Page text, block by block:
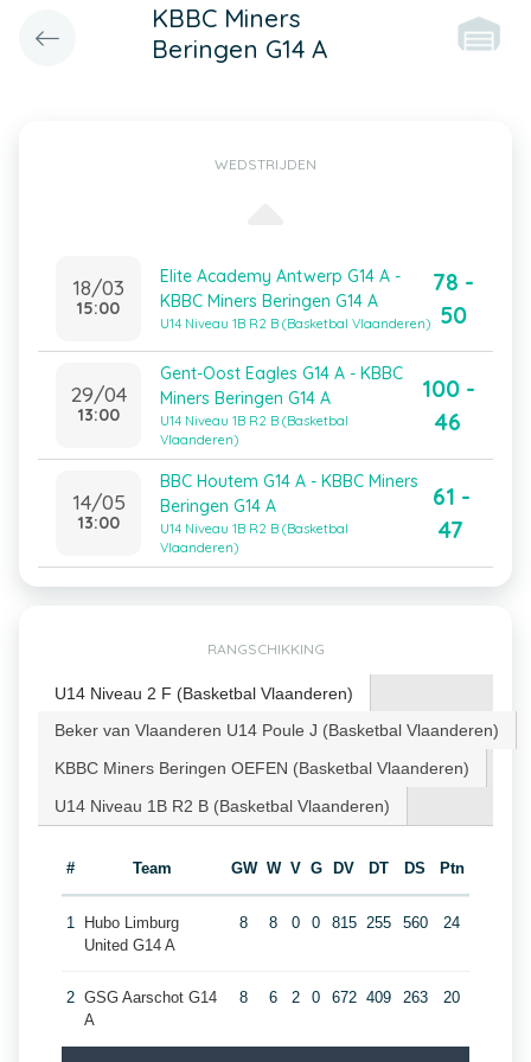
KBBC Miners
Beringen G14 A
WEDSTRIJDEN
18/03
15:00
Elite Academy Antwerp G14 A -
KBBC Miners Beringen G14 A
U14 Niveau 1B R2 B (Basketbal Vlaanderen)
78 -
50
29/04
13:00
Gent-Oost Eagles G14 A - KBBC
Miners Beringen G14 A
U14 Niveau 1B R2 B (Basketbal
Vlaanderen)
100 -
46
14/05
13:00
BBC Houtem G14 A - KBBC Miners
Beringen G14 A
U14 Niveau 1B R2 B (Basketbal
Vlaanderen)
61 -
47
RANGSCHIKKING
U14 Niveau 2 F (Basketbal Vlaanderen)
Beker van Vlaanderen U14 Poule J (Basketbal Vlaanderen)
KBBC Miners Beringen OEFEN (Basketbal Vlaanderen)
U14 Niveau 1B R2 B (Basketbal Vlaanderen)
# Team GW W V G DV DT DS Ptn
1
Hubo Limburg
United G14 A
8 8 0 0 815 255 560 24
2 GSG Aarschot G14
A
8 6 2 0 672 409 263 20